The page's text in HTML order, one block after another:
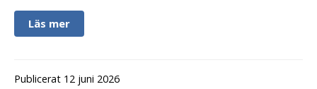
Läs mer
Publicerat 12 juni 2026